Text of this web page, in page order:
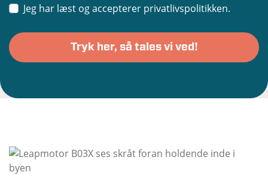
Jeg har læst og accepterer privatlivspolitikken.